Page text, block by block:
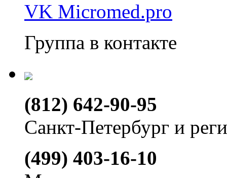
VK Micromed.pro
Группа в контакте
(812) 642-90-95
Санкт-Петербург и
(499) 403-16-10